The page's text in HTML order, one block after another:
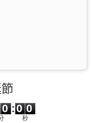
0
0 :0 0
秒